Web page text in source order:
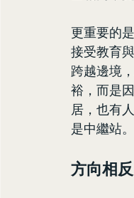
更重要的
接受教育
跨越邊境
裕，而是
居，也有
是中繼站。
方向相